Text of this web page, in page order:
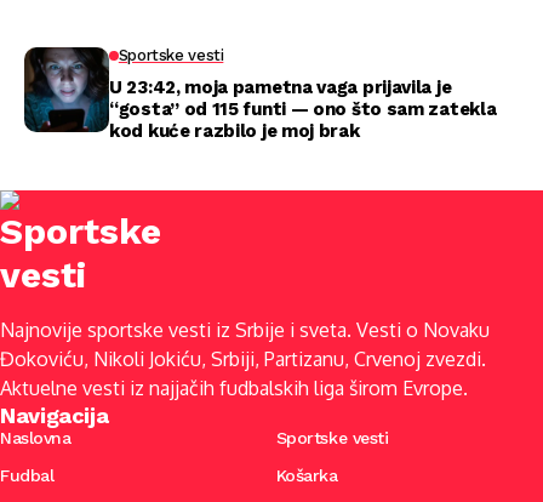
Sportske vesti
U 23:42, moja pametna vaga prijavila je
“gosta” od 115 funti — ono što sam zatekla
kod kuće razbilo je moj brak
Najnovije sportske vesti iz Srbije i sveta. Vesti o Novaku
Đokoviću, Nikoli Jokiću, Srbiji, Partizanu, Crvenoj zvezdi.
Aktuelne vesti iz najjačih fudbalskih liga širom Evrope.
Navigacija
Naslovna
Sportske vesti
Fudbal
Košarka